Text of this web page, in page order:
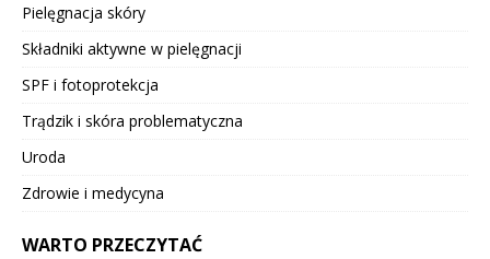
Pielęgnacja skóry
Składniki aktywne w pielęgnacji
SPF i fotoprotekcja
Trądzik i skóra problematyczna
Uroda
Zdrowie i medycyna
WARTO PRZECZYTAĆ